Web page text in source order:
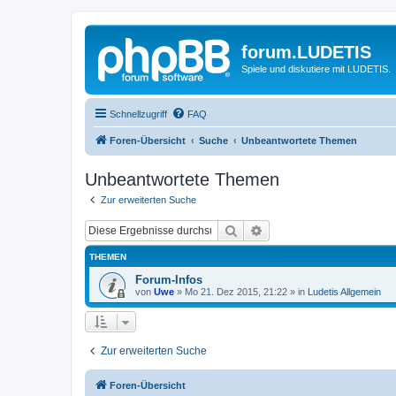
forum.LUDETIS
Spiele und diskutiere mit LUDETIS.
Schnellzugriff FAQ
Foren-Übersicht Suche Unbeantwortete Themen
Unbeantwortete Themen
Zur erweiterten Suche
Suche
THEMEN
Forum-Infos
von Uwe » Mo 21. Dez 2015, 21:22 » in Ludetis Allgemein
Zur erweiterten Suche
Foren-Übersicht